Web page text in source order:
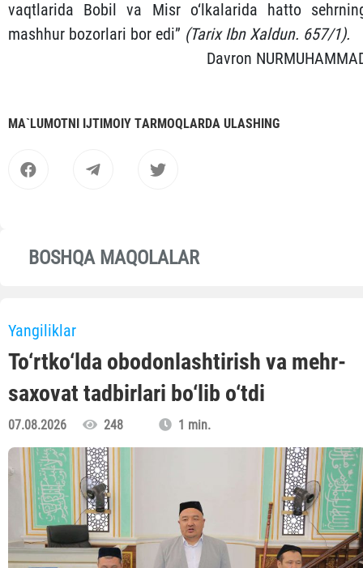
vaqtlarida Bobil va Misr o‘lkalarida hatto
mashhur bozorlari bor edi” (Tarix Ibn Xaldun. 657/1).
Davron
MА`LUMOTNI IJTIMOIY TАRMOQLАRDА ULАSHING
BOSHQA MAQOLALAR
Yangiliklar
To‘rtko‘lda obodonlashtirish va mehr-
saxovat tadbirlari bo‘lib o‘tdi
07.08.2026 248 1 min.